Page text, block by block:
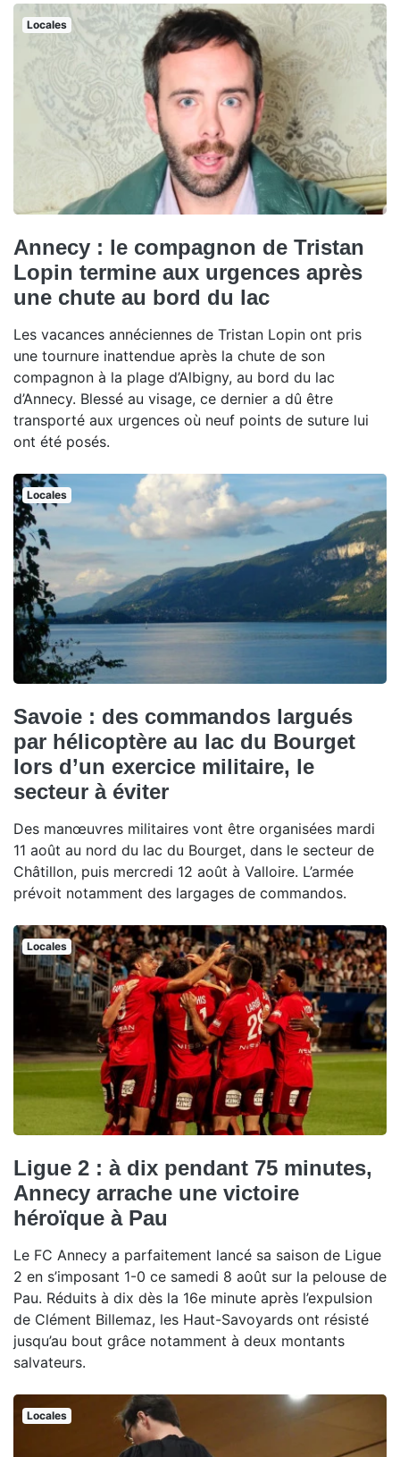
Locales
Annecy : le compagnon de Tristan
Lopin termine aux urgences après
une chute au bord du lac
Les vacances annéciennes de Tristan Lopin ont pris
une tournure inattendue après la chute de son
compagnon à la plage d’Albigny, au bord du lac
d’Annecy. Blessé au visage, ce dernier a dû être
transporté aux urgences où neuf points de suture lui
ont été posés.
Locales
Savoie : des commandos largués
par hélicoptère au lac du Bourget
lors d’un exercice militaire, le
secteur à éviter
Des manœuvres militaires vont être organisées mardi
11 août au nord du lac du Bourget, dans le secteur de
Châtillon, puis mercredi 12 août à Valloire. L’armée
prévoit notamment des largages de commandos.
Locales
Ligue 2 : à dix pendant 75 minutes,
Annecy arrache une victoire
héroïque à Pau
Le FC Annecy a parfaitement lancé sa saison de Ligue
2 en s’imposant 1-0 ce samedi 8 août sur la pelouse de
Pau. Réduits à dix dès la 16e minute après l’expulsion
de Clément Billemaz, les Haut-Savoyards ont résisté
jusqu’au bout grâce notamment à deux montants
salvateurs.
Locales